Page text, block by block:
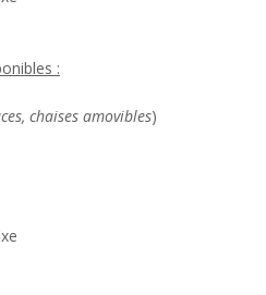
:
chaises amovibles)